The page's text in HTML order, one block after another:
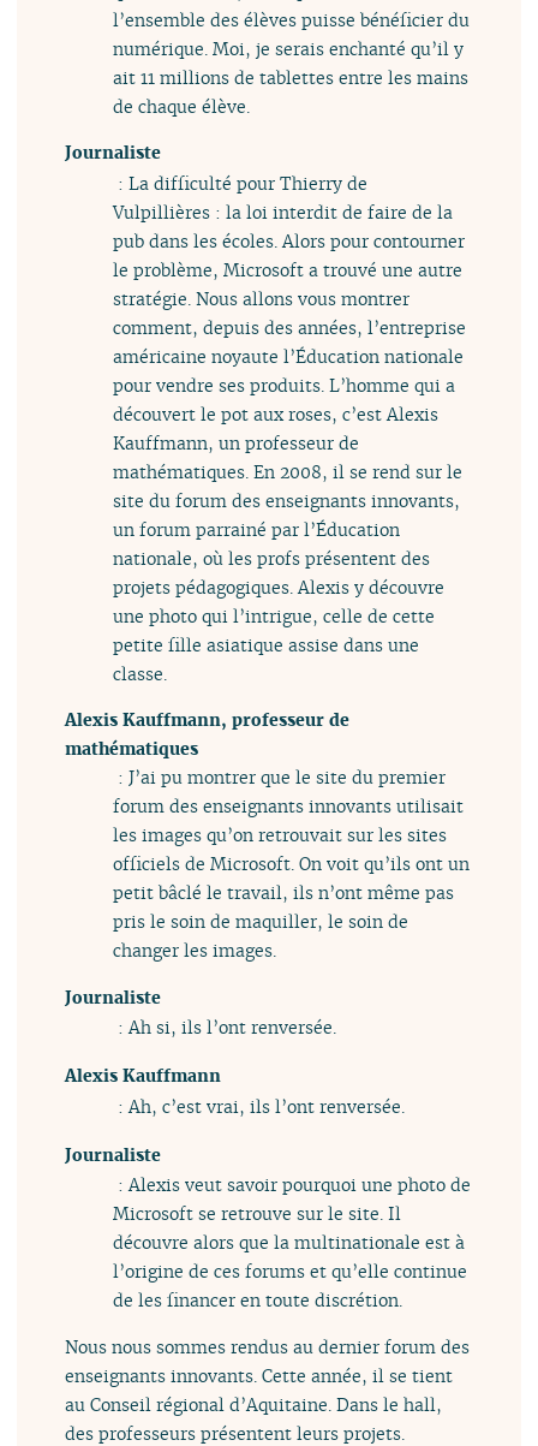
l’ensemble des élèves puisse bénéficier du
numérique. Moi, je serais enchanté qu’il y
ait 11 millions de tablettes entre les mains
de chaque élève.
Journaliste
: La difficulté pour Thierry de
Vulpillières : la loi interdit de faire de la
pub dans les écoles. Alors pour contourner
le problème, Microsoft a trouvé une autre
stratégie. Nous allons vous montrer
comment, depuis des années, l’entreprise
américaine noyaute l’Éducation nationale
pour vendre ses produits. L’homme qui a
découvert le pot aux roses, c’est Alexis
Kauffmann, un professeur de
mathématiques. En 2008, il se rend sur le
site du forum des enseignants innovants,
un forum parrainé par l’Éducation
nationale, où les profs présentent des
projets pédagogiques. Alexis y découvre
une photo qui l’intrigue, celle de cette
petite fille asiatique assise dans une
classe.
Alexis Kauffmann, professeur de
mathématiques
: J’ai pu montrer que le site du premier
forum des enseignants innovants utilisait
les images qu’on retrouvait sur les sites
officiels de Microsoft. On voit qu’ils ont un
petit bâclé le travail, ils n’ont même pas
pris le soin de maquiller, le soin de
changer les images.
Journaliste
: Ah si, ils l’ont renversée.
Alexis Kauffmann
: Ah, c’est vrai, ils l’ont renversée.
Journaliste
: Alexis veut savoir pourquoi une photo de
Microsoft se retrouve sur le site. Il
découvre alors que la multinationale est à
l’origine de ces forums et qu’elle continue
de les financer en toute discrétion.
Nous nous sommes rendus au dernier forum des
enseignants innovants. Cette année, il se tient
au Conseil régional d’Aquitaine. Dans le hall,
des professeurs présentent leurs projets.